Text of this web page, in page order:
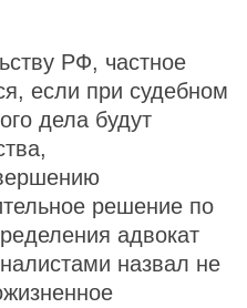
РФ, частное
если при судебном
дела будут
решение по
адвокат
назвал не